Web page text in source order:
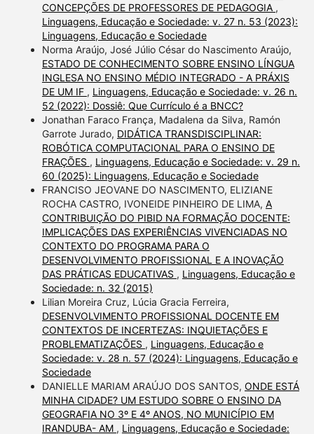
CONCEPÇÕES DE PROFESSORES DE PEDAGOGIA ,
Linguagens, Educação e Sociedade: v. 27 n. 53 (2023):
Linguagens, Educação e Sociedade
Norma Araújo, José Júlio César do Nascimento Araújo,
ESTADO DE CONHECIMENTO SOBRE ENSINO LÍNGUA
INGLESA NO ENSINO MÉDIO INTEGRADO - A PRÁXIS
DE UM IF , Linguagens, Educação e Sociedade: v. 26 n.
52 (2022): Dossiê: Que Currículo é a BNCC?
Jonathan Faraco França, Madalena da Silva, Ramón
Garrote Jurado, DIDÁTICA TRANSDISCIPLINAR:
ROBÓTICA COMPUTACIONAL PARA O ENSINO DE
FRAÇÕES , Linguagens, Educação e Sociedade: v. 29 n.
60 (2025): Linguagens, Educação e Sociedade
FRANCISO JEOVANE DO NASCIMENTO, ELIZIANE
ROCHA CASTRO, IVONEIDE PINHEIRO DE LIMA, A
CONTRIBUIÇÃO DO PIBID NA FORMAÇÃO DOCENTE:
IMPLICAÇÕES DAS EXPERIÊNCIAS VIVENCIADAS NO
CONTEXTO DO PROGRAMA PARA O
DESENVOLVIMENTO PROFISSIONAL E A INOVAÇÃO
DAS PRÁTICAS EDUCATIVAS , Linguagens, Educação e
Sociedade: n. 32 (2015)
Lilian Moreira Cruz, Lúcia Gracia Ferreira,
DESENVOLVIMENTO PROFISSIONAL DOCENTE EM
CONTEXTOS DE INCERTEZAS: INQUIETAÇÕES E
PROBLEMATIZAÇÕES , Linguagens, Educação e
Sociedade: v. 28 n. 57 (2024): Linguagens, Educação e
Sociedade
DANIELLE MARIAM ARAÚJO DOS SANTOS, ONDE ESTÁ
MINHA CIDADE? UM ESTUDO SOBRE O ENSINO DA
GEOGRAFIA NO 3º E 4º ANOS, NO MUNICÍPIO EM
IRANDUBA- AM , Linguagens, Educação e Sociedade: